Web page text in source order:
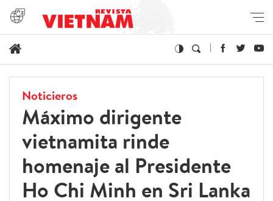
Noticieros
Máximo dirigente
vietnamita rinde
homenaje al Presidente
Ho Chi Minh en Sri Lanka